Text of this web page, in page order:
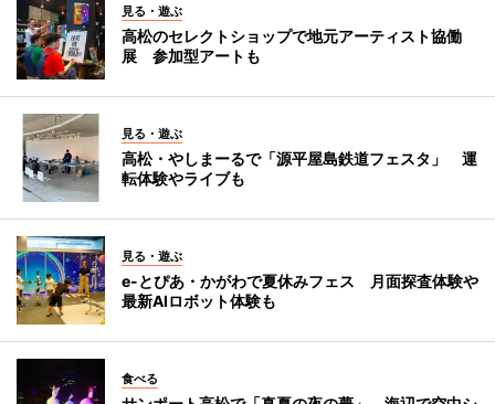
見る・遊ぶ
高松のセレクトショップで地元アーティスト協働
展 参加型アートも
見る・遊ぶ
高松・やしまーるで「源平屋島鉄道フェスタ」 運
転体験やライブも
見る・遊ぶ
e-とぴあ・かがわで夏休みフェス 月面探査体験や
最新AIロボット体験も
食べる